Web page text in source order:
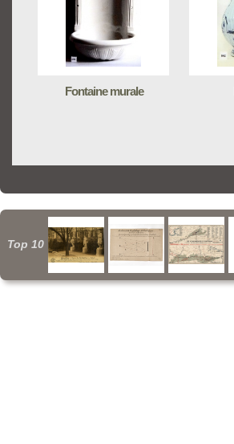
Fontaine murale
Top 10